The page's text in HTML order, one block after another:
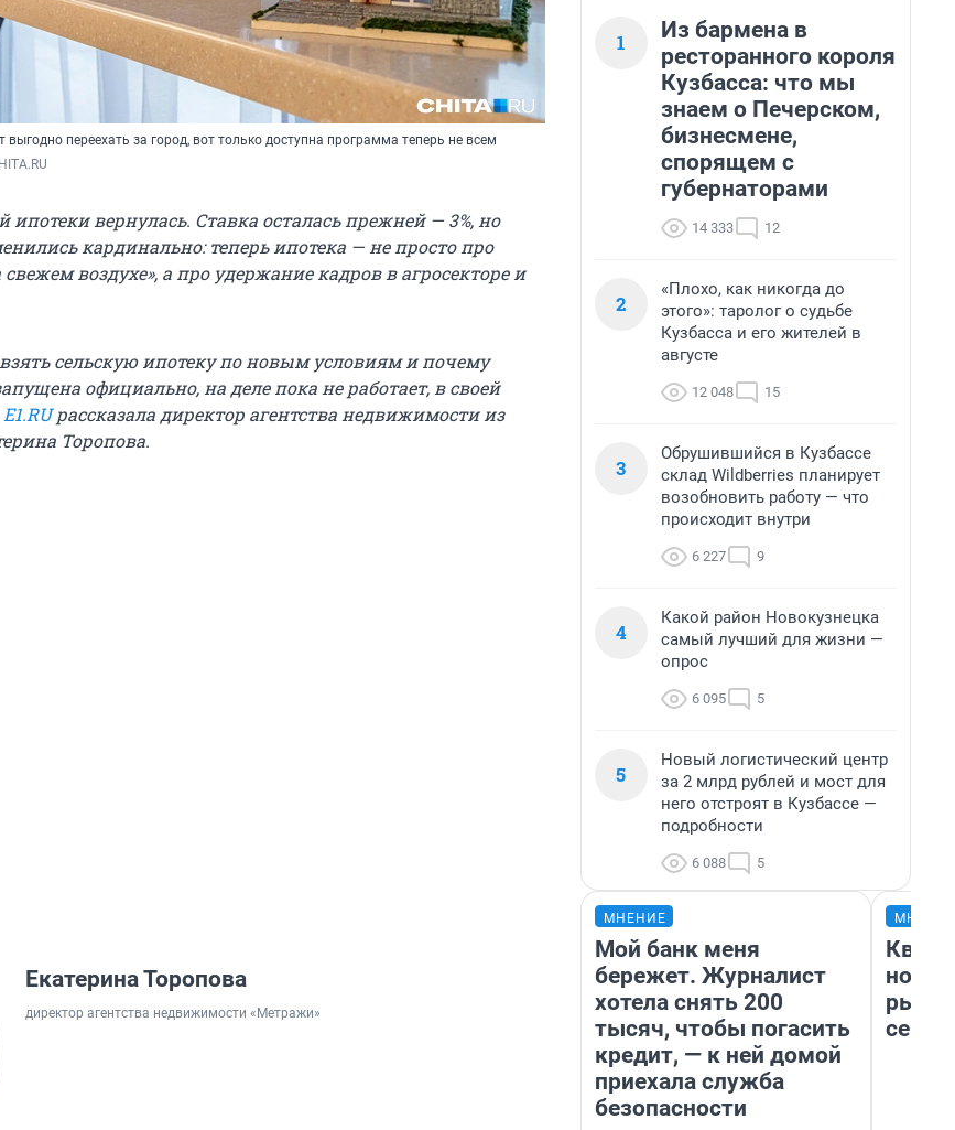
выгодно переехать за город, вот только доступна программа теперь не всем
ипотеки вернулась. Ставка осталась прежней — 3%, но
кардинально: теперь ипотека — не просто про
воздухе», а про удержание кадров в агросекторе и
сельскую ипотеку по новым условиям и почему
официально, на деле пока не работает, в своей
E1.RUрассказала директор агентства недвижимости из
Торопова.
Екатерина Торопова
директор агентства недвижимости «Метражи»
1
Из бармена в
ресторанного короля
Кузбасса: что мы
знаем о Печерском,
бизнесмене,
спорящем с
губернаторами
14 333 12
2
«Плохо, как никогда до
этого»: таролог о судьбе
Кузбасса и его жителей в
августе
12 048 15
3
Обрушившийся в Кузбассе
склад Wildberries планирует
возобновить работу — что
происходит внутри
6 227 9
4
Какой район Новокузнецка
самый лучший для жизни —
опрос
6 095 5
5
Новый логистический центр
за 2 млрд рублей и мост для
него отстроят в Кузбассе —
подробности
6 088 5
МНЕНИЕ
Мой банк меня
бережет. Журналист
хотела снять 200
тысяч, чтобы погасить
кредит, — к ней домой
приехала служба
безопасности
но